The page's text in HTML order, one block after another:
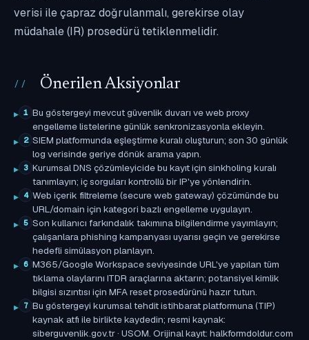
verisi ile çapraz doğrulanmalı, gerekirse olay
müdahale (IR) prosedürü tetiklenmelidir.
Önerilen Aksiyonlar
1 Bu göstergeyi mevcut güvenlik duvarı ve web proxy
engelleme listelerine günlük senkronizasyonla ekleyin.
2 SIEM platformunda eşleştirme kuralı oluşturun; son 30 günlük
log verisinde geriye dönük arama yapın.
3 Kurumsal DNS çözümleyicide bu kayıt için sinkholing kuralı
tanımlayın; iç sorguları kontrollü bir IP'ye yönlendirin.
4 Web içerik filtreleme (secure web gateway) çözümünde bu
URL/domain için kategori bazlı engelleme uygulayın.
5 Son kullanıcı farkındalık takımına bilgilendirme yayımlayın;
çalışanlara phishing kampanyası uyarısı geçin ve gerekirse
hedefli simülasyon planlayın.
6 M365/Google Workspace seviyesinde URL'ye yapılan tüm
tıklama olaylarını ITDR araçlarına aktarın; potansiyel kimlik
bilgisi sızıntısı için MFA reset prosedürünü hazır tutun.
7 Bu göstergeyi kurumsal tehdit istihbarat platformuna (TIP)
kaynak atfı ile birlikte kaydedin; resmi kaynak:
siberguvenlik.gov.tr · USOM. Orijinal kayıt: halkformdoldur.com